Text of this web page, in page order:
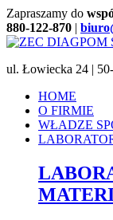
Zapraszamy do
880-122-870 |
ul. Łowiecka 24 |
HOME
O FIRMIE
WŁADZE